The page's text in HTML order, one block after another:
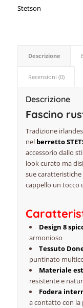
Stetson
Descrizione
Recensioni (0)
Descrizione
Fascino
Tradizione
nel berretto
accessorio dallo
look curato ma
sue
cappello un tocco
Design 8
armonioso
Tessuto
puntinato
Materiale
resistente e
Fodera
a contatto con la